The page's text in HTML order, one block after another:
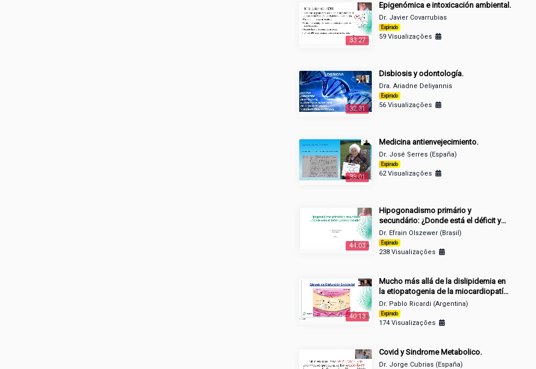
33:27
Epigenómica e intoxicación ambiental.
Dr. Javier Covarrubias
Expirado
59 Visualizações
32:31
Disbiosis y odontología.
Dra. Ariadne Deliyannis
Expirado
56 Visualizações
33:01
Medicina antienvejecimiento.
Dr. José Serres (España)
Expirado
62 Visualizações
44:03
Hipogonadismo primário y
secundário: ¿Donde está el déficit y
cómo tratalo?
Dr. Efrain Olszewer (Brasil)
Expirado
238 Visualizações
40:13
Mucho más allá de la dislipidemia en
la etiopatogenia de la miocardiopatía
aterosclerótica
Dr. Pablo Ricardi (Argentina)
Expirado
174 Visualizações
Covid y Sindrome Metabolico.
Dr. Jorge Cubrias (España)